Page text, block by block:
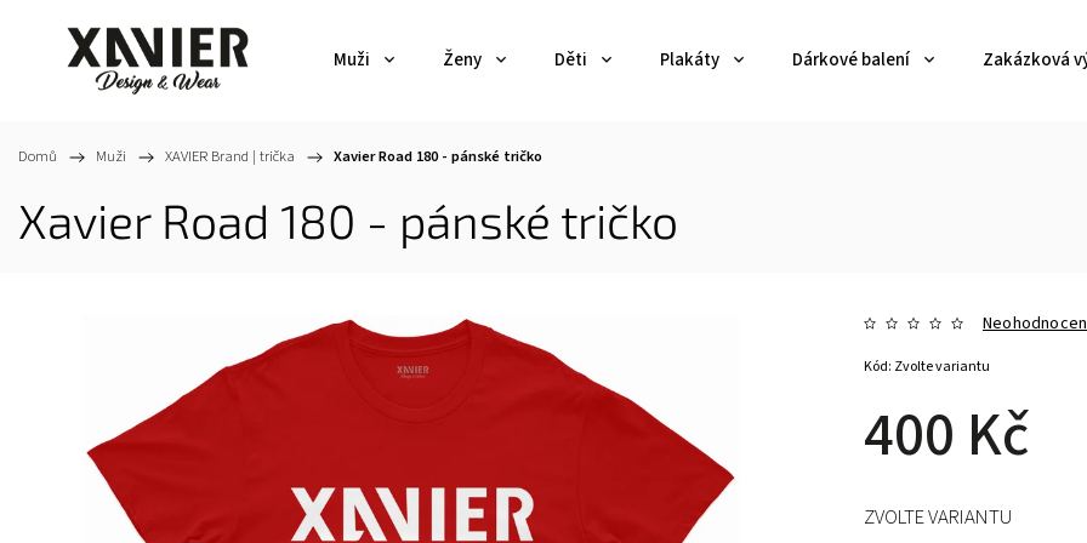
Muži Ženy Děti Plakáty Dárkové balení Zakázková
Domů / Muži / XAVIER Brand | trička / Xavier Road 180 - pánské tričko
Xavier Road 180 - pánské tričko
400 Kč
Kód: Zvolte variantu
ZVOLTE VARIANTU